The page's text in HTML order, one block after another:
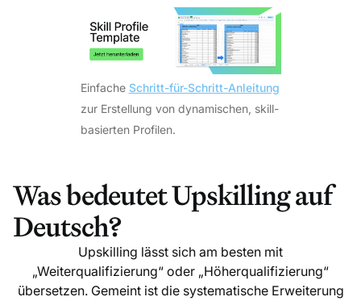
Einfache Schritt-für-Schritt-Anleitung
zur Erstellung von dynamischen, skill-
basierten Profilen.
Was bedeutet Upskilling auf
Deutsch?
Upskilling lässt sich am besten mit
„Weiterqualifizierung“ oder „Höherqualifizierung“
übersetzen. Gemeint ist die systematische Erweiterung